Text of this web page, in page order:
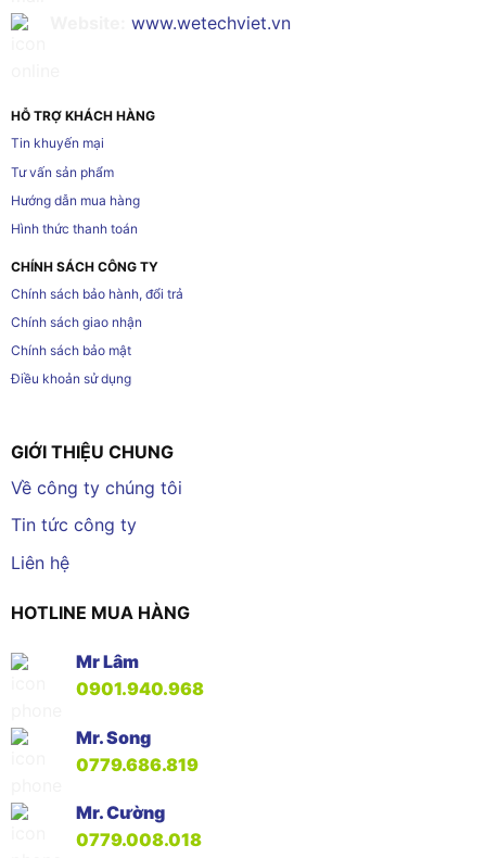
www.wetechviet.vn
HỖ TRỢ KHÁCH HÀNG
Tin khuyến mại
Tư vấn sản phẩm
Hướng dẫn mua hàng
Hình thức thanh toán
CHÍNH SÁCH CÔNG TY
Chính sách bảo hành, đổi trả
Chính sách giao nhận
Chính sách bảo mật
Điều khoản sử dụng
GIỚI THIỆU CHUNG
Về công ty chúng tôi
Tin tức công ty
Liên hệ
HOTLINE MUA HÀNG
Mr Lâm
0901.940.968
Mr. Song
0779.686.819
Mr. Cường
0779.008.018